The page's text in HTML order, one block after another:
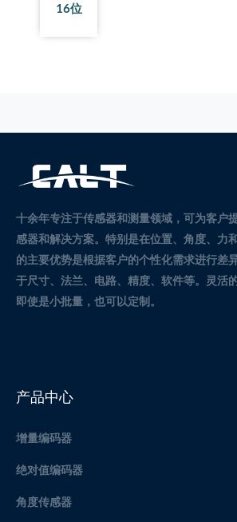
16位
十余年专注于传感器和测量领域，可为客户
感器和解决方案。 特别是在位置、角度、力
的主要优势是根据客户的个性化需求进行差
于尺寸、法兰、电路、精度、软件等。灵活
即使是小批量，也可以定制。
产品中心
增量编码器
绝对值编码器
角度传感器